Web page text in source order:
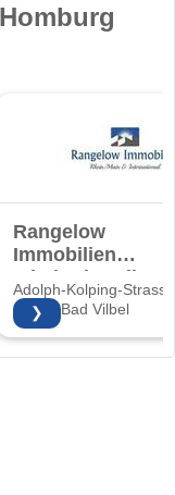
Rangelow
Immobilien
Inhaberin: Elke
Rangelow
Adolph-Kolping-
61118 Bad Vilbel
❯